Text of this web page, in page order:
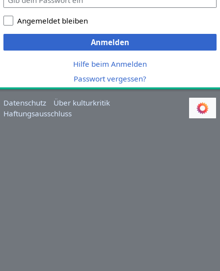
Angemeldet bleiben
Anmelden
Hilfe beim Anmelden
Passwort vergessen?
Datenschutz
Über kulturkritik
Haftungsausschluss